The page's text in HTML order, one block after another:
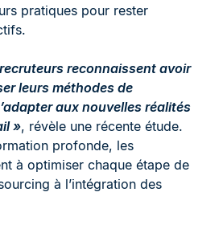
pratiques pour rester
reconnaissent avoir
leurs méthodes de
aux nouvelles réalités
», révèle une récente étude.
profonde, les
à optimiser chaque étape de
à l’intégration des